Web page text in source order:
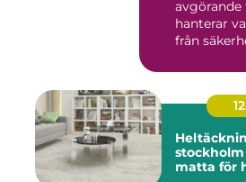
hanterar
från
stockholm så väljer du rätt
matta för